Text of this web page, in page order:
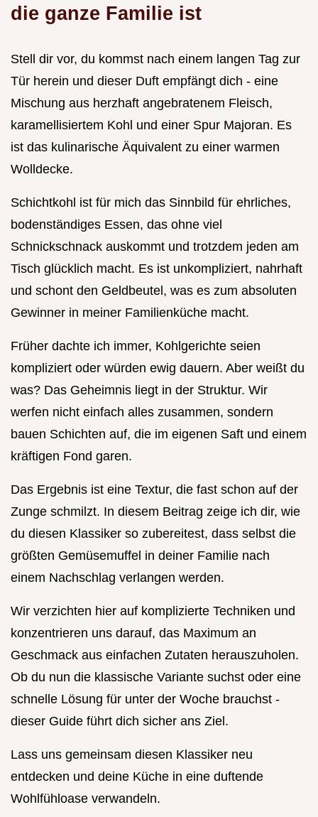
die ganze Familie ist
Stell dir vor, du kommst nach einem langen Tag zur
Tür herein und dieser Duft empfängt dich - eine
Mischung aus herzhaft angebratenem Fleisch,
karamellisiertem Kohl und einer Spur Majoran. Es
ist das kulinarische Äquivalent zu einer warmen
Wolldecke.
Schichtkohl ist für mich das Sinnbild für ehrliches,
bodenständiges Essen, das ohne viel
Schnickschnack auskommt und trotzdem jeden am
Tisch glücklich macht. Es ist unkompliziert, nahrhaft
und schont den Geldbeutel, was es zum absoluten
Gewinner in meiner Familienküche macht.
Früher dachte ich immer, Kohlgerichte seien
kompliziert oder würden ewig dauern. Aber weißt du
was? Das Geheimnis liegt in der Struktur. Wir
werfen nicht einfach alles zusammen, sondern
bauen Schichten auf, die im eigenen Saft und einem
kräftigen Fond garen.
Das Ergebnis ist eine Textur, die fast schon auf der
Zunge schmilzt. In diesem Beitrag zeige ich dir, wie
du diesen Klassiker so zubereitest, dass selbst die
größten Gemüsemuffel in deiner Familie nach
einem Nachschlag verlangen werden.
Wir verzichten hier auf komplizierte Techniken und
konzentrieren uns darauf, das Maximum an
Geschmack aus einfachen Zutaten herauszuholen.
Ob du nun die klassische Variante suchst oder eine
schnelle Lösung für unter der Woche brauchst -
dieser Guide führt dich sicher ans Ziel.
Lass uns gemeinsam diesen Klassiker neu
entdecken und deine Küche in eine duftende
Wohlfühloase verwandeln.